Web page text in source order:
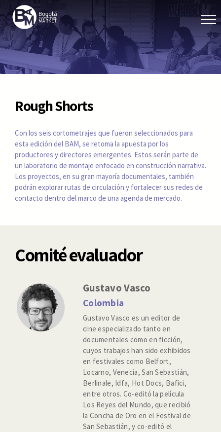
Rough Shorts
Con los seis cortometrajes que fueron seleccionados para
esta edición del BAM, se retoma la apuesta por los
productores y directores emergentes. Estos serán parte de
un laboratorio de montaje enfocado en construcción narrativa.
Los proyectos, en su gran mayoría documentales, también
podrán explorar rutas de circulación y fortalecer sus redes de
contacto dentro del marco de una agenda de mercado.
Comité evaluador
Gustavo Vasco
Colombia
Gustavo Vasco es un editor de
cine especializado tanto en
documentales como en ficción,
cuyos trabajos han sido exhibidos
en festivales como Belfort,
Locarno, Venecia, San Sebastián,
Berlinale, Idfa, Hot Docs, Bafici,
entre otros. Co-editó la película
Los Reyes del Mundo, que recibió
la Concha de Oro en el Festival de
San Sebastián, y co-editó el